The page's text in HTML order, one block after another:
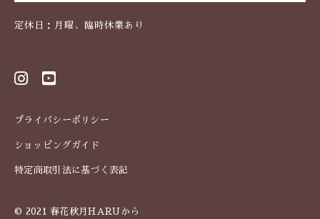
定休日：月曜、臨時休業あり
プライバシーポリシー
ショッピングガイド
特定商取引法に基づく表記
© 2021 春花秋月HARUから